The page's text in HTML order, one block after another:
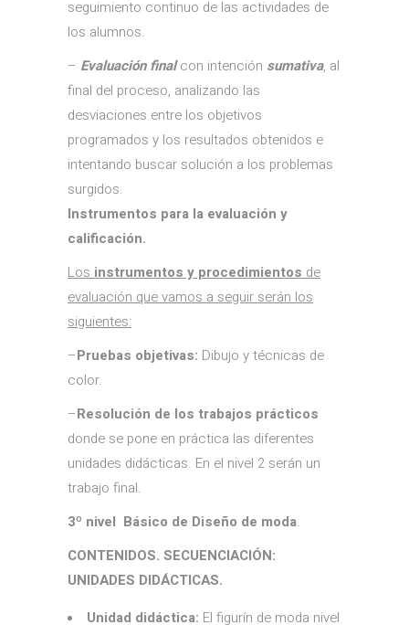
seguimiento continuo de las actividades de
los alumnos.
– Evaluación finalcon intención sumativa, al
final del proceso, analizando las
desviaciones entre los objetivos
programados y los resultados obtenidos e
intentando buscar solución a los problemas
surgidos.
Instrumentos para la evaluación y
calificación.
Los instrumentos y procedimientos de
evaluación que vamos a seguir serán los
siguientes:
–Pruebas objetivas: Dibujo y técnicas de
color.
–Resolución de los trabajos prácticos
donde se pone en práctica las diferentes
unidades didácticas. En el nivel 2 serán un
trabajo final.
3º nivel Básico de Diseño de moda.
CONTENIDOS. SECUENCIACIÓN:
UNIDADES DIDÁCTICAS.
Unidad didáctica: El figurín de moda nivel